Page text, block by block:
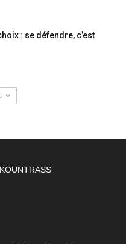
: se défendre, c’est